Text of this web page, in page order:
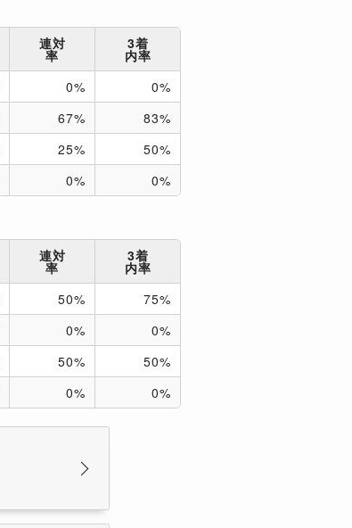
連対
率
3着
内率
0%
0%
67%
83%
25%
50%
0% 0%
連対
率
3着
内率
50%
75%
0%
0%
50%
50%
0% 0%